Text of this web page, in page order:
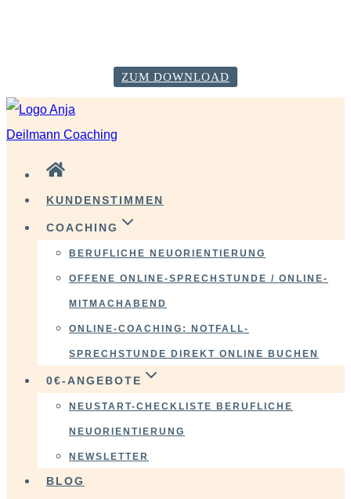
ZUM DOWNLOAD
Zum
Inhalt
KUNDENSTIMMEN
COACHING
BERUFLICHE NEUORIENTIERUNG
OFFENE ONLINE-SPRECHSTUNDE / ONLINE-
MITMACHABEND
ONLINE-COACHING: NOTFALL-
SPRECHSTUNDE DIREKT ONLINE BUCHEN
0€-ANGEBOTE
NEUSTART-CHECKLISTE BERUFLICHE
NEUORIENTIERUNG
NEWSLETTER
BLOG